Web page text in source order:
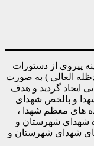
در بهمن ماه 1401 در زمینه پیروی از دستورات
العالی ) به صورت
ایجاد گردید و هدف
شهدا و بالخص شهدای
های معظم شهدا ،
شهدای شهرستان و
شهدای شهرستان و